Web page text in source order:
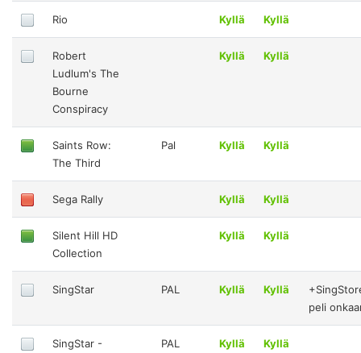
Rio Kyllä Kyllä
Robert
Ludlum's The
Bourne
Conspiracy
Kyllä Kyllä
Saints Row:
The Third
Pal Kyllä Kyllä
Sega Rally Kyllä Kyllä
Silent Hill HD
Collection
Kyllä Kyllä
SingStar PAL Kyllä Kyllä
peli
SingStar -
PAL Kyllä Kyllä